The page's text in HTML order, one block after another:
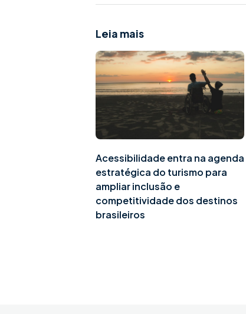
Leia mais
Acessibilidade entra na agenda
estratégica do turismo para
ampliar inclusão e
competitividade dos destinos
brasileiros